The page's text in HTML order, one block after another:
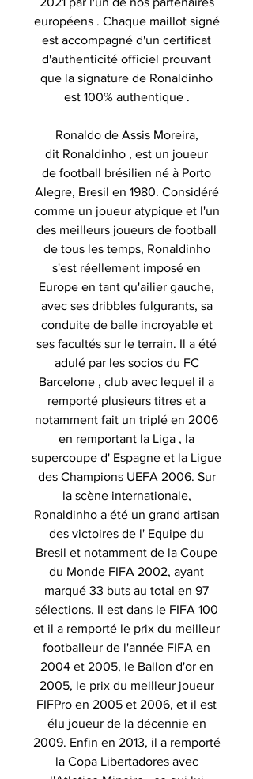
européens . Chaque maillot signé
est accompagné d'un certificat
d'authenticité officiel prouvant
que la signature de Ronaldinho
est 100% authentique .
Ronaldo de Assis Moreira,
dit Ronaldinho , est un joueur
de football brésilien né à Porto
Alegre, Bresil en 1980. Considéré
comme un joueur atypique et l'un
des meilleurs joueurs de football
de tous les temps, Ronaldinho
s'est réellement imposé en
Europe en tant qu'ailier gauche,
avec ses dribbles fulgurants, sa
conduite de balle incroyable et
ses facultés sur le terrain. Il a été
adulé par les socios du FC
Barcelone , club avec lequel il a
remporté plusieurs titres et a
notamment fait un triplé en 2006
en remportant la Liga , la
supercoupe d' Espagne et la Ligue
des Champions UEFA 2006. Sur
la scène internationale,
Ronaldinho a été un grand artisan
des victoires de l' Equipe du
Bresil et notamment de la Coupe
du Monde FIFA 2002, ayant
marqué 33 buts au total en 97
sélections. Il est dans le FIFA 100
et il a remporté le prix du meilleur
footballeur de l'année FIFA en
2004 et 2005, le Ballon d'or en
2005, le prix du meilleur joueur
FIFPro en 2005 et 2006, et il est
élu joueur de la décennie en
2009. Enfin en 2013, il a remporté
la Copa Libertadores avec